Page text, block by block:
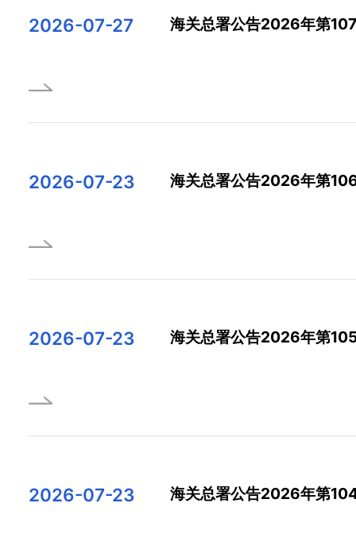
2026-07-27 海关总署公告2026年第
2026-07-23 海关总署公告2026年第
2026-07-23 海关总署公告2026年第
2026-07-23 海关总署公告2026年第